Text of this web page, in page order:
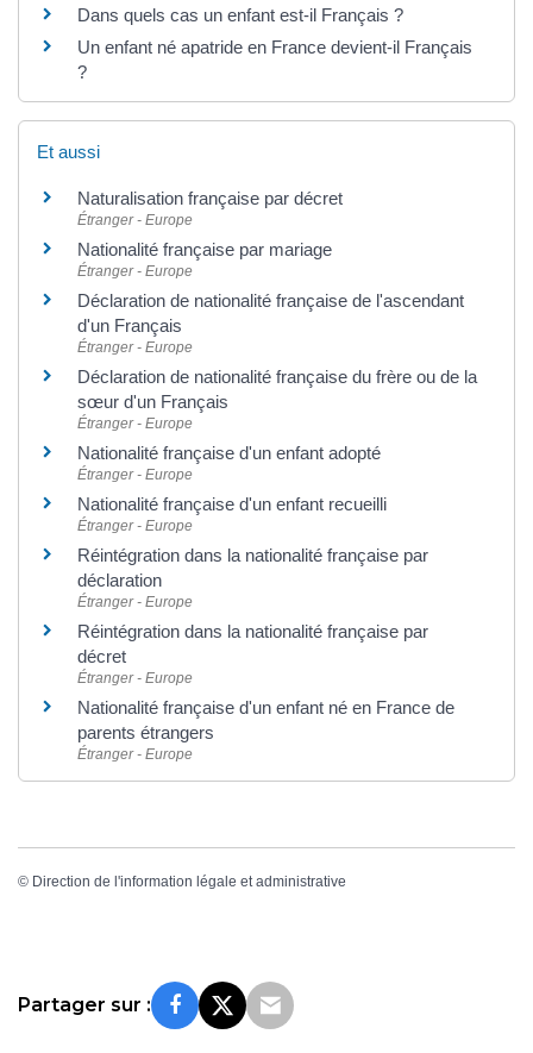
Dans quels cas un enfant est-il Français ?
Un enfant né apatride en France devient-il Français
?
Et aussi
Naturalisation française par décret
Étranger - Europe
Nationalité française par mariage
Étranger - Europe
Déclaration de nationalité française de l'ascendant
d'un Français
Étranger - Europe
Déclaration de nationalité française du frère ou de la
sœur d'un Français
Étranger - Europe
Nationalité française d'un enfant adopté
Étranger - Europe
Nationalité française d'un enfant recueilli
Étranger - Europe
Réintégration dans la nationalité française par
déclaration
Étranger - Europe
Réintégration dans la nationalité française par
décret
Étranger - Europe
Nationalité française d'un enfant né en France de
parents étrangers
Étranger - Europe
© Direction de l'information légale et administrative
Partager sur :